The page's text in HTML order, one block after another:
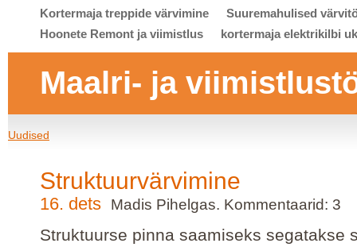
Kortermaja treppide värvimine
Suuremahulised
Hoonete Remont ja viimistlus
kortermaja elektrikilbi
Maalri- ja
Uudised
Struktuurvärvimine
16. dets Madis Pihelgas. Kommentaarid: 3
Struktuurse pinna saamiseks segatakse